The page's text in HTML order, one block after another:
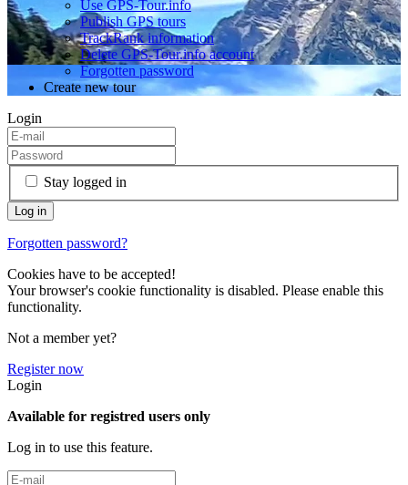
Use GPS-Tour.info
Publish GPS tours
TrackRank information
Delete GPS-Tour.info account
Forgotten password
Create new tour
Login
Stay logged in
Forgotten password?
Cookies have to be accepted!
Your browser's cookie functionality is disabled. Please enable this
functionality.
Not a member yet?
Register now
Login
Available for registred users only
Log in to use this feature.